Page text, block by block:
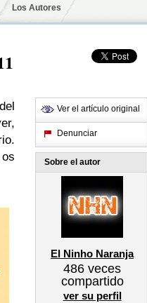
Los Autores
Ver el artículo original
Denunciar
Sobre el autor
El Ninho Naranja
486 veces
compartido
ver su perfil